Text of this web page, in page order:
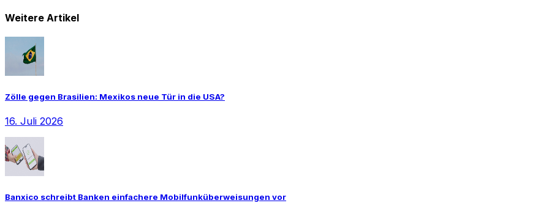
Weitere Artikel
Zölle gegen Brasilien: Mexikos neue Tür in die USA?
16. Juli 2026
Banxico schreibt Banken einfachere Mobilfunküberweisungen vor